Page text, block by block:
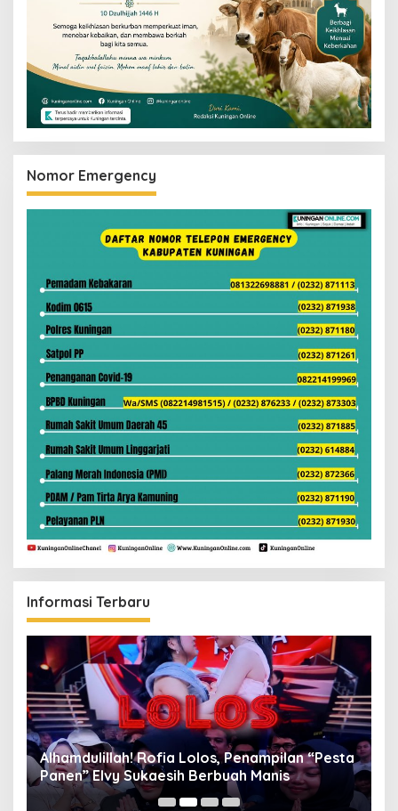
Nomor Emergency
Informasi Terbaru
Alhamdulillah! Rofia Lolos, Penampilan “Pesta
Panen” Elvy Sukaesih Berbuah Manis